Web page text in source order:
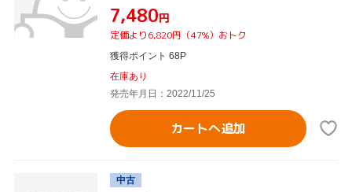
¥7,480円
定価より6,820円（47%）おトク
獲得ポイント 68P
在庫あり
発売年月日：2022/11/25
カートへ追加
中古